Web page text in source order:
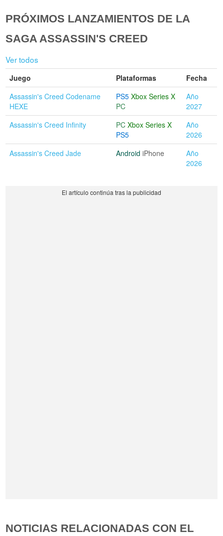
PRÓXIMOS LANZAMIENTOS DE LA
SAGA ASSASSIN'S CREED
Ver todos
Juego Plataformas
Fecha
Assassin's Creed Codename
HEXE
PS5 Xbox Series X
PC
Año
2027
Assassin's Creed Infinity
PC Xbox Series X
PS5
Año
2026
Assassin's Creed Jade
Android iPhone
Año
2026
NOTICIAS RELACIONADAS CON EL